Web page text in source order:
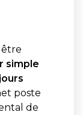
être
simple
poste
de